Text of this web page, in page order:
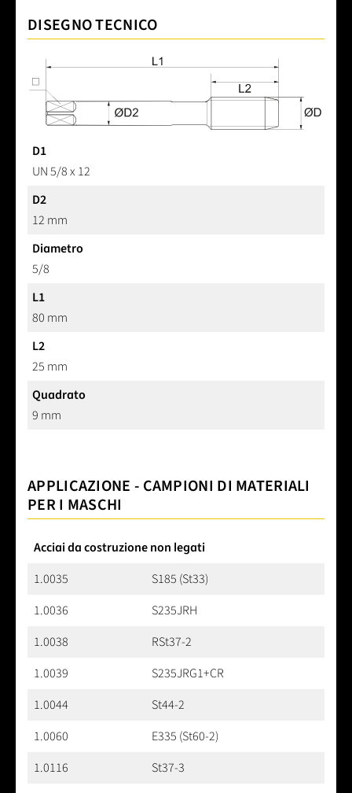
DISEGNO TECNICO
D1
UN 5/8 x 12
D2
12 mm
Diametro
5/8
L1
80 mm
L2
25 mm
Quadrato
9 mm
APPLICAZIONE - CAMPIONI DI MATERIALI
PER I MASCHI
Acciai da costruzione non legati
1.0035
S185 (St33)
1.0036
S235JRH
1.0038
RSt37-2
1.0039
S235JRG1+CR
1.0044
St44-2
1.0060
E335 (St60-2)
1.0116
St37-3